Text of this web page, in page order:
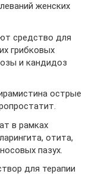
женских
средство для
грибковых
и кандидоз
острые
в рамках
отита,
пазух.
для терапии